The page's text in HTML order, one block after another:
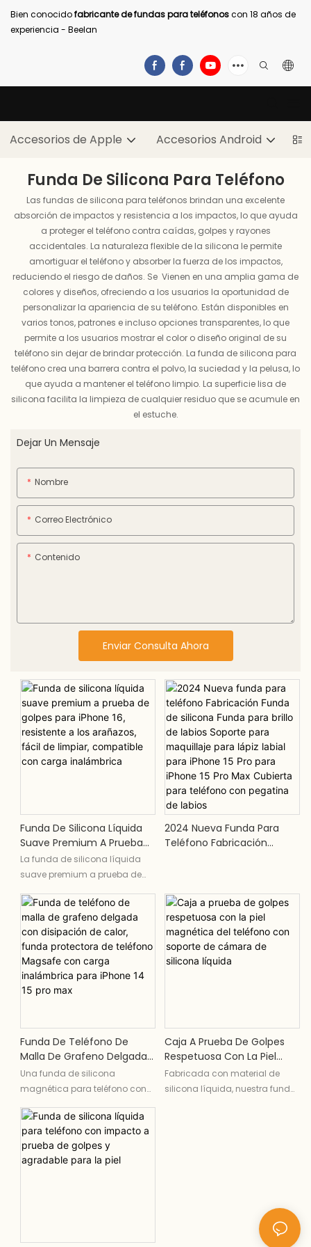
Bien conocidofabricante de fundas para teléfonoscon 18 años de
experiencia - Beelan
Accesorios de Apple Accesorios Android
Funda De Silicona Para Teléfono
Las fundas de silicona para teléfonos brindan una excelente
absorción de impactos y resistencia a los impactos, lo que ayuda
a proteger el teléfono contra caídas, golpes y rayones
accidentales. La naturaleza flexible de la silicona le permite
amortiguar el teléfono y absorber la fuerza de los impactos,
reduciendo el riesgo de daños. Se Vienen en una amplia gama de
colores y diseños, ofreciendo a los usuarios la oportunidad de
personalizar la apariencia de su teléfono. Están disponibles en
varios tonos, patrones e incluso opciones transparentes, lo que
permite a los usuarios mostrar el color o diseño original de su
teléfono sin dejar de brindar protección. La funda de silicona para
teléfono crea una barrera contra el polvo, la suciedad y la pelusa, lo
que ayuda a mantener el teléfono limpio. La superficie lisa de
silicona facilita la limpieza de cualquier residuo que se acumule en
el estuche.
Dejar Un Mensaje
Nombre
Correo Electrónico
Contenido
Enviar Consulta Ahora
Funda De Silicona Líquida
Suave Premium A Prueba
De Golpes Para IPhone 16,
Resistente A Los Arañazos,
Compatible Con Carga
Inalámbrica
La funda de silicona líquida
suave premium a prueba de
máxima protección con su
diseño a prueba de golpes y
material resistente a los
arañazos. Su superficie fácil de
limpiar y su compatibilidad
con carga inalámbrica lo
convierten en la opción
teléfono seguro y elegante al
mismo tiempo.
2024 Nueva Funda Para
Teléfono Fabricación
Para Lápiz Labial Para
IPhone 15 Pro Para IPhone 15
Pro Max Cubierta Para
Teléfono Con Pegatina De
Labios
Funda De Teléfono De
Malla De Grafeno Delgada
Con Disipación De Calor,
Funda Protectora De
Carga Inalámbrica Para
IPhone 14 15 Pro Max
Una funda de silicona
magnética para teléfono con
que tiene el efecto de enfriar el
teléfono. Tiene una capa de
disipación de calor de grafeno
incorporada y orificios de
instalar.
Caja A Prueba De Golpes
Respetuosa Con La Piel
Magnética Del Teléfono
Con Soporte De Cámara
Fabricada con material de
silicona líquida, nuestra funda
una excelente opción para
proteger su dispositivo del